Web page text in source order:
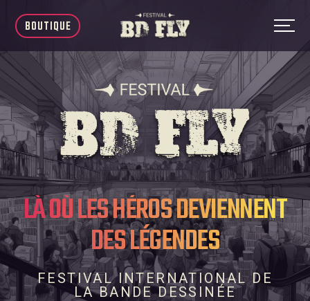
BOUTIQUE
LÀ OÙ LES HÉROS DEVIENNENT
DES LÉGENDES
FESTIVAL INTERNATIONAL DE
LA BANDE DESSINÉE